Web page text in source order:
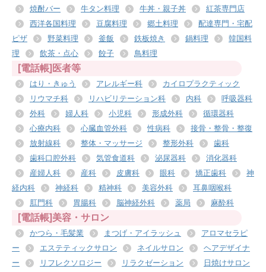
焼酎バー
牛タン料理 牛丼・親子丼
紅茶専門店
西洋各国料理
豆腐料理 郷土料理
配達専門・宅配
ピザ
野菜料理 釜飯 鉄板焼き 鍋料理
韓国料
理
飲茶・点心 餃子 鳥料理
[電話帳]医者等
はり・きゅう アレルギー科
カイロプラクティック
リウマチ科
リハビリテーション科 内科
呼吸器科
外科
婦人科 小児科 形成外科
循環器科
心療内科
心臓血管外科 性病科
接骨・整骨・整復
放射線科
整体・マッサージ 整形外科
歯科
歯科口腔外科
気管食道科 泌尿器科
消化器科
産婦人科
産科 皮膚科 眼科 矯正歯科
神
経内科
神経科 精神科 美容外科
耳鼻咽喉科
肛門科
胃腸科 脳神経外科 薬局 麻酔科
[電話帳]美容・サロン
かつら・毛髪業 まつげ・アイラッシュ
アロマセラピ
ー
エステティックサロン ネイルサロン
ヘアデザイナ
ー
リフレクソロジー リラクゼーション
日焼けサロン